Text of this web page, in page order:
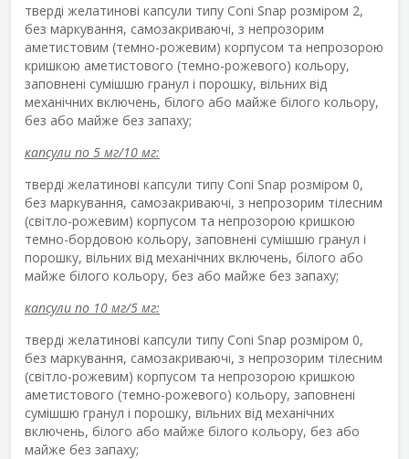
тверді желатинові капсули типу Coni Snap розміром 2,
без маркування, самозакриваючі, з непрозорим
аметистовим (темно-рожевим) корпусом та непрозорою
кришкою аметистового (темно-рожевого) кольору,
заповнені сумішшю гранул і порошку, вільних від
механічних включень, білого або майже білого кольору,
без або майже без запаху;
капсули по 5 мг/10 мг:
тверді желатинові капсули типу Coni Snap розміром 0,
без маркування, самозакриваючі, з непрозорим тілесним
(світло-рожевим) корпусом та непрозорою кришкою
темно-бордовою кольору, заповнені сумішшю гранул і
порошку, вільних від механічних включень, білого або
майже білого кольору, без або майже без запаху;
капсули по 10 мг/5 мг:
тверді желатинові капсули типу Coni Snap розміром 0,
без маркування, самозакриваючі, з непрозорим тілесним
(світло-рожевим) корпусом та непрозорою кришкою
аметистового (темно-рожевого) кольору, заповнені
сумішшю гранул і порошку, вільних від механічних
включень, білого або майже білого кольору, без або
майже без запаху;